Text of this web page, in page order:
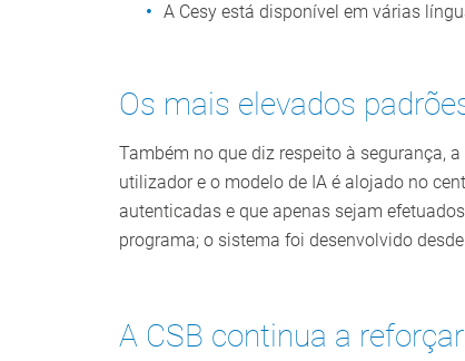
A Cesy está disponível em várias
Os mais elevados
Também no que diz respeito à segurança,
utilizador e o modelo de IA é alojado no
autenticadas e que apenas sejam
programa; o sistema foi desenvolvido
A CSB continua a